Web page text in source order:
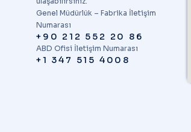
Genel Müdürlük – Fabrika İletişim
Numarası
+90 212 552 20 86
ABD Ofisi İletişim Numarası
+1 347 515 4008